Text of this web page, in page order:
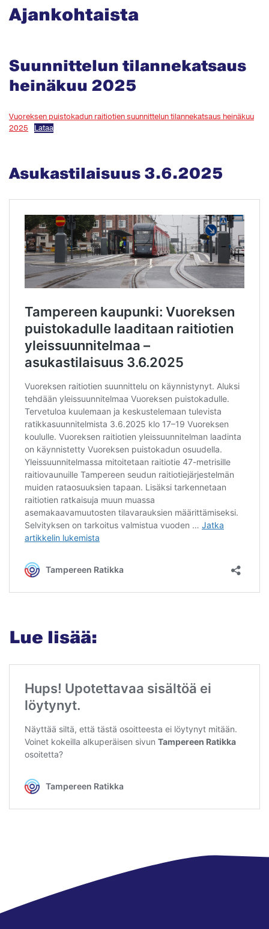
Ajankohtaista
Suunnittelun tilannekatsaus
heinäkuu 2025
Vuoreksen puistokadun raitiotien suunnittelun tilannekatsaus heinäkuu
2025
Lataa
Asukastilaisuus 3.6.2025
Lue lisää: